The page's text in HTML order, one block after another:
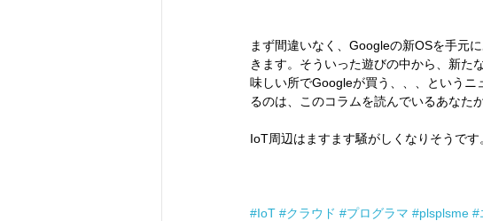
まず間違いなく、Googleの新OSを手元
きます。そういった遊びの中から、新た
味しい所でGoogleが買う、、、という
るのは、このコラムを読んでいるあなた
IoT周辺はますます騒がしくなりそうです
#IoT #クラウド #プログラマ #plsplsme #